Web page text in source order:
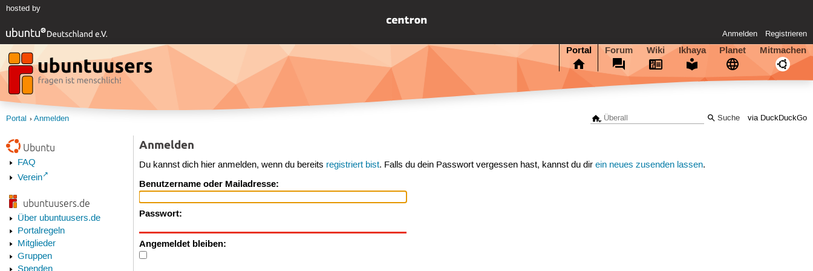
hosted by
Anmelden Registrieren
Portal Forum Wiki Ikhaya Planet Mitmachen
via DuckDuckGo
Portal Anmelden
Ubuntu
FAQ
Verein
ubuntuusers.de
Über ubuntuusers.de
Portalregeln
Mitglieder
Gruppen
Anmelden
Du kannst dich hier anmelden, wenn du bereits registriert bist. Falls du dein Passwort vergessen hast, kannst du direin neues zusenden lassen.
Benutzername oder Mailadresse:
Passwort:
Angemeldet bleiben: